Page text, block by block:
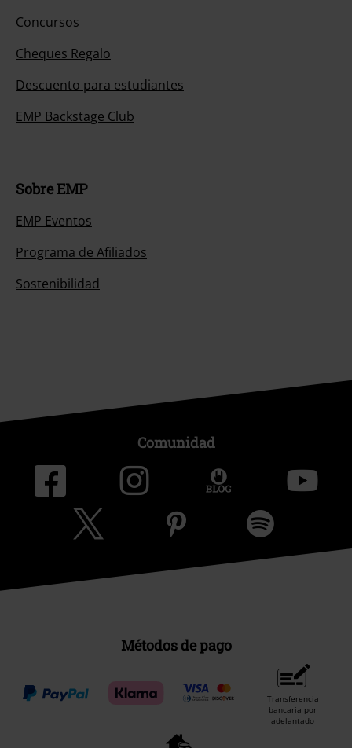
Concursos
Cheques Regalo
Descuento para estudiantes
EMP Backstage Club
Sobre EMP
EMP Eventos
Programa de Afiliados
Sostenibilidad
Comunidad
Métodos de pago
Transferencia
bancaria por
adelantado